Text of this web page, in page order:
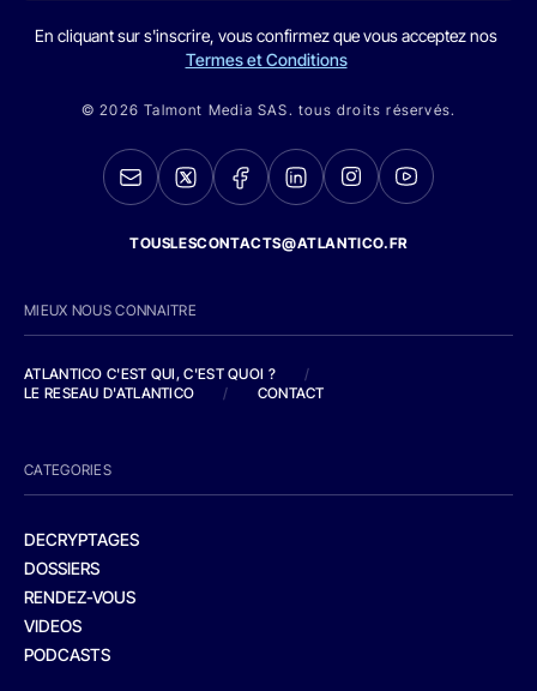
En cliquant sur s'inscrire, vous confirmez que vous acceptez nos
Termes et Conditions
© 2026 Talmont Media SAS. tous droits réservés.
TOUSLESCONTACTS@ATLANTICO.FR
MIEUX NOUS CONNAITRE
ATLANTICO C'EST QUI, C'EST QUOI ?
/
LE RESEAU D'ATLANTICO
/ CONTACT
CATEGORIES
DECRYPTAGES
DOSSIERS
RENDEZ-VOUS
VIDEOS
PODCASTS